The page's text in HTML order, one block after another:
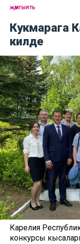
җәмгыять
Кукмарага
килде
Карелия
конкурсы